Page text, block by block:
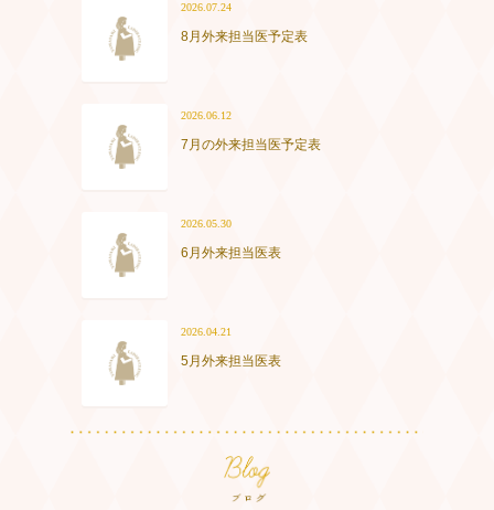
2026.07.24
8月外来担当医予定表
2026.06.12
7月の外来担当医予定表
2026.05.30
6月外来担当医表
2026.04.21
5月外来担当医表